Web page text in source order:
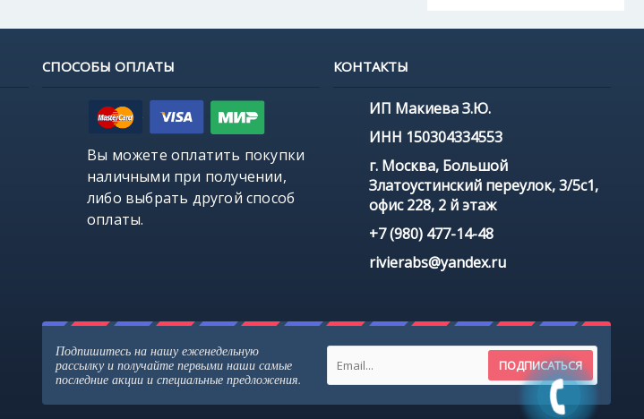
СПОСОБЫ ОПЛАТЫ
Вы можете оплатить покупки
наличными при получении,
либо выбрать другой способ
оплаты.
КОНТАКТЫ
ИП Макиева З.Ю.
ИНН 150304334553
г. Москва, Большой
Златоустинский переулок, 3/5с1,
офис 228, 2 й этаж
+7 (980) 477-14-48
rivierabs@yandex.ru
Подпишитесь на нашу еженедельную
рассылку и получайте первыми наши самые
последние акции и специальные предложения.
ПОДПИСАТЬСЯ